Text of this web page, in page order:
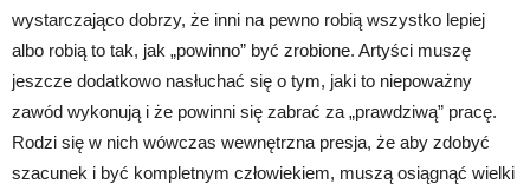
wystarczająco dobrzy, że inni na pewno robią wszystko lepiej
albo robią to tak, jak „powinno” być zrobione. Artyści muszę
jeszcze dodatkowo nasłuchać się o tym, jaki to niepoważny
zawód wykonują i że powinni się zabrać za „prawdziwą” pracę.
Rodzi się w nich wówczas wewnętrzna presja, że aby zdobyć
szacunek i być kompletnym człowiekiem, muszą osiągnąć wielki